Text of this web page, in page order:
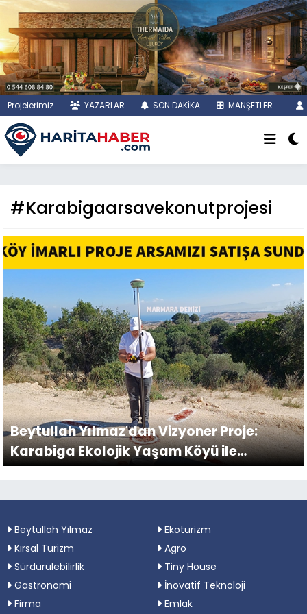
Projelerimiz YAZARLAR SON DAKİKA MANŞETLER
#Karabigaarsavekonutprojesi
Beytullah Yılmaz'dan Vizyoner Proje:
Karabiga Ekolojik Yaşam Köyü ile
Geleceğe Yatırım
Beytullah Yılmaz
Ekoturizm
Kırsal Turizm
Agro
Sürdürülebilirlik
Tiny House
Gastronomi
İnovatif Teknoloji
Firma
Emlak